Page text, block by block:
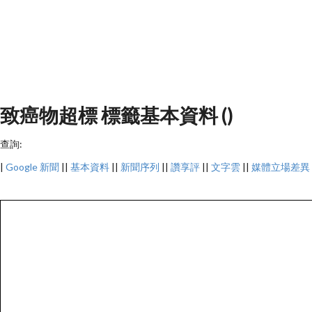
致癌物超標 標籤基本資料 ()
查詢:
| Google 新聞 || 基本資料 || 新聞序列 || 讚享評 || 文字雲 || 媒體立場差異